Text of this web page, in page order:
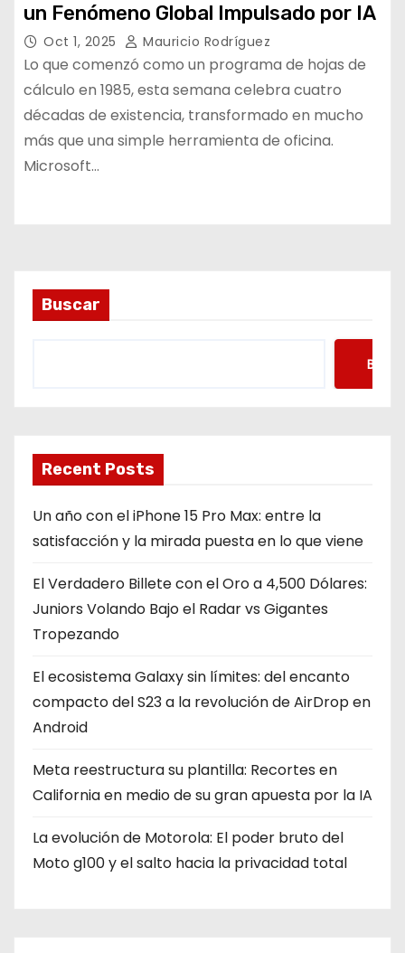
un Fenómeno Global Impulsado por IA
Oct 1, 2025 Mauricio Rodríguez
Lo que comenzó como un programa de hojas de
cálculo en 1985, esta semana celebra cuatro
décadas de existencia, transformado en mucho
más que una simple herramienta de oficina.
Microsoft…
Buscar
Recent Posts
Un año con el iPhone 15 Pro Max: entre la
satisfacción y la mirada puesta en lo que viene
El Verdadero Billete con el Oro a 4,500 Dólares:
Juniors Volando Bajo el Radar vs Gigantes
Tropezando
El ecosistema Galaxy sin límites: del encanto
compacto del S23 a la revolución de AirDrop en
Android
Meta reestructura su plantilla: Recortes en
California en medio de su gran apuesta por la IA
La evolución de Motorola: El poder bruto del
Moto g100 y el salto hacia la privacidad total